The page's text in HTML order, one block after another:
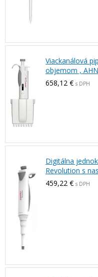
Viackanálová
objemom , AHN
658,12 € s DPH
Digitálna
Revolution s
459,22 € s DPH